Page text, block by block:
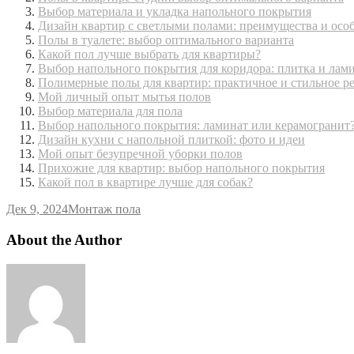
Выбор материала и укладка напольного покрытия
Дизайн квартир с светлыми полами: преимущества и
Полы в туалете: выбор оптимального варианта
Какой пол лучше выбрать для квартиры?
Выбор напольного покрытия для коридора: плитка и
Полимерные полы для квартир: практичное и стильное
Мой личный опыт мытья полов
Выбор материала для пола
Выбор напольного покрытия: ламинат или
Дизайн кухни с напольной плиткой: фото и идеи
Мой опыт безупречной уборки полов
Прихожие для квартир: выбор напольного покрытия
Какой пол в квартире лучше для собак?
Дек 9, 2024Монтаж пола
About the Author